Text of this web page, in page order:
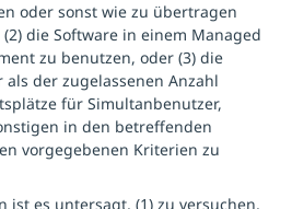
oder sonst wie zu übertragen
die Software in einem Managed
zu benutzen, oder (3) die
als der zugelassenen Anzahl
für Simultanbenutzer,
in den betreffenden
vorgegebenen Kriterien zu
ist es untersagt, (1) zu versuchen,